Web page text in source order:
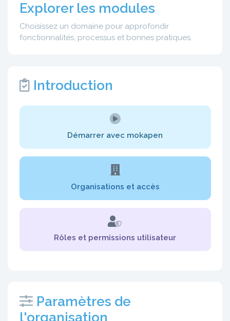
Explorer les modules
Choisissez un domaine pour approfondir
fonctionnalités, processus et bonnes pratiques.
Introduction
Démarrer avec mokapen
Organisations et accès
Rôles et permissions utilisateur
Paramètres de
l'organisation